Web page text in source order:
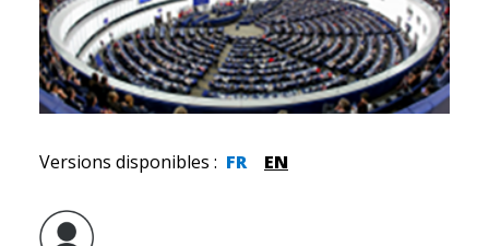
Versions disponibles : FR EN